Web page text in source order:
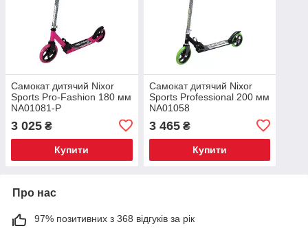
Самокат дитячий Nixor
Sports Pro-Fashion 180 мм
NA01081-P
3 025 ₴
Купити
Самокат дитячий Nixor
Sports Professional 200 мм
NA01058
3 465₴
Купити
Про нас
97% позитивних з 368 відгуків за рік